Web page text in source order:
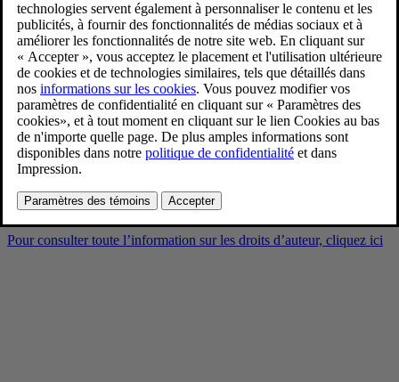
Volvo EX90 Vapour Grey
Exterior
9/3/2024
Favoris
Partager
Télécharger
Volvo EX90 Vapour Grey Exterior
Pour consulter toute l’information sur les droits d’auteur, cliquez ici